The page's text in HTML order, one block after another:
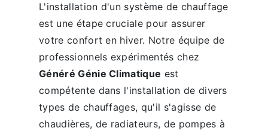
L'installation d'un système de chauffage
est une étape cruciale pour assurer
votre confort en hiver. Notre équipe de
professionnels expérimentés chez
Généré Génie Climatique est
compétente dans l'installation de divers
types de chauffages, qu'il s'agisse de
chaudières, de radiateurs, de pompes à